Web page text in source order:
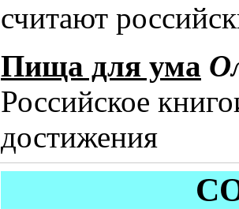
считают
Пища для ума
Российское
достижения